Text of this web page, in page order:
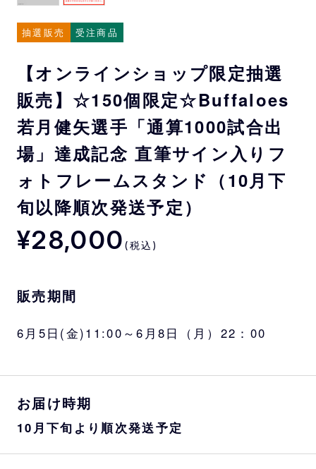
抽選販売 受注商品
【オンラインショップ限定抽選
販売】☆150個限定☆Buffaloes
若月健矢選手「通算1000試合出
場」達成記念 直筆サイン入りフ
ォトフレームスタンド（10月下
旬以降順次発送予定）
¥28,000 (税込)
販売期間
6月5日(金)11:00～6月8日（月）22：00
お届け時期
10月下旬より順次発送予定